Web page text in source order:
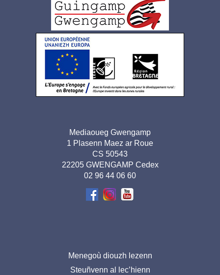
de
page
Mediaoueg Gwengamp
1 Plasenn Maez ar Roue
CS 50543
22205 GWENGAMP Cedex
02 96 44 06 60
Menegoù diouzh lezenn
Steuñvenn al lec’hienn